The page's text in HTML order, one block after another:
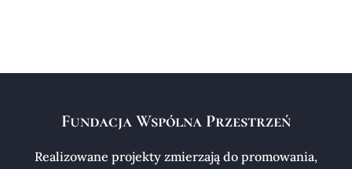
Fundacja Wspólna Przestrzeń
Realizowane projekty zmierzają do promowania,